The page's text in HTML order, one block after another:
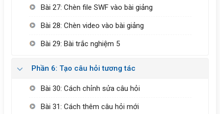
Bài 27: Chèn file SWF vào bài giảng
Bài 28: Chèn video vào bài giảng
Bài 29: Bài trắc nghiệm 5
Phần 6: Tạo câu hỏi tương tác
Bài 30: Cách chỉnh sửa câu hỏi
Bài 31: Cách thêm câu hỏi mới